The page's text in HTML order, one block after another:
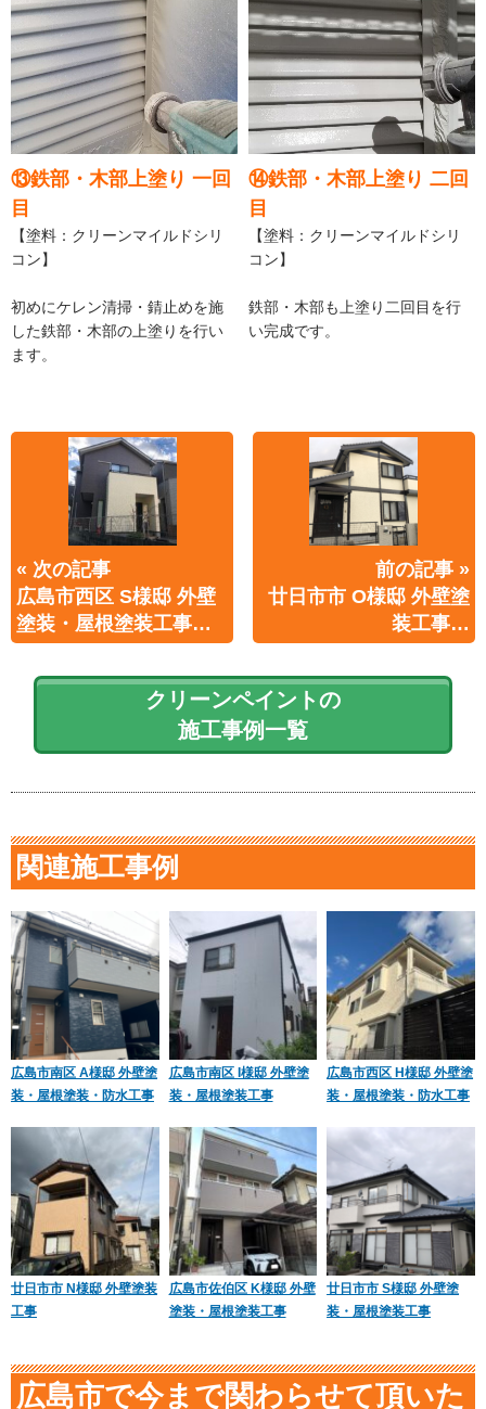
⑬鉄部・木部上塗り 一回
目
【塗料：クリーンマイルドシリ
コン】
初めにケレン清掃・錆止めを施
した鉄部・木部の上塗りを行い
ます。
⑭鉄部・木部上塗り 二回
目
【塗料：クリーンマイルドシリ
コン】
鉄部・木部も上塗り二回目を行
い完成です。
« 次の記事
広島市西区 S様邸 外壁
塗装・屋根塗装工事…
前の記事 »
廿日市市 O様邸 外壁塗
装工事…
クリーンペイントの
施工事例一覧
関連施工事例
広島市南区 A様邸 外壁塗
装・屋根塗装・防水工事
広島市南区 I様邸 外壁塗
装・屋根塗装工事
広島市西区 H様邸 外壁塗
装・屋根塗装・防水工事
廿日市市 N様邸 外壁塗装
工事
広島市佐伯区 K様邸 外壁
塗装・屋根塗装工事
廿日市市 S様邸 外壁塗
装・屋根塗装工事
広島市で今まで関わらせて頂いた